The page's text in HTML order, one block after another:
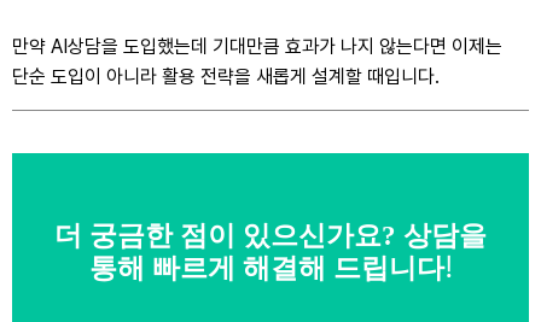
만약 AI상담을 도입했는데 기대만큼 효과가 나지 않는다면 이제는
단순 도입이 아니라 활용 전략을 새롭게 설계할 때입니다.
더 궁금한 점이 있으신가요? 상담을
통해 빠르게 해결해 드립니다!